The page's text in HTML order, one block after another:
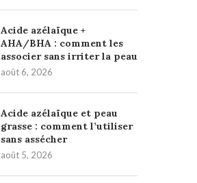
Acide azélaïque +
AHA/BHA : comment les
associer sans irriter la peau
août 6, 2026
Acide azélaïque et peau
grasse : comment l’utiliser
sans assécher
août 5, 2026